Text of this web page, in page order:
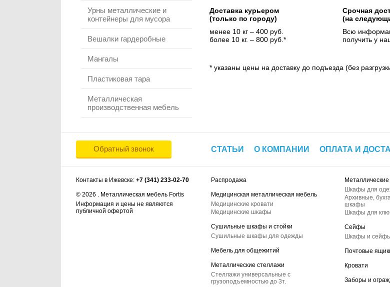
Урны металлические и
контейнеры для мусора
Вешалки гардеробные
Мангалы
Пластиковая тара
Металлическая
производственная мебель
Доставка курьером
(только по городу)
менее 10 кг – 400 руб.
более 10 кг. – 800 руб.*
Срочная
(на
Всю
получить у
* указаны цены на доставку до подъезда (без
Обратный звонок СТАТЬИ О КОМПАНИИ ОПЛАТА И
Контакты в Ижевске: +7 (341) 233-02-70
© 2026 . Металлическая мебель Fortis
Информация и цены не являются
публичной офертой
Распродажа
Медицинская металлическая мебель
Медицинские кровати
Медицинские шкафы
Сушильные шкафы и стойки
Сушильные шкафы для одежды
Мебель для общежитий
Металлические стеллажи
Стеллажи универсальные с
грузоподъемностью до 3т.
Шкафы для
Архивные,
шкафы
Шкафы для
Сейфы
Шкафы и
Почтовые
Кровати
Заборы и